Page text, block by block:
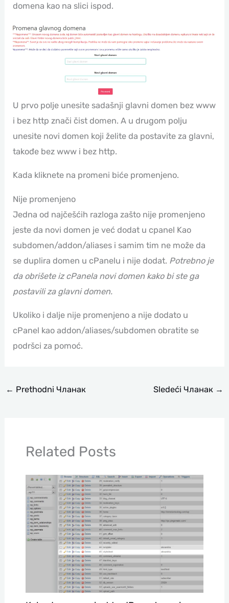
domena kao na slici ispod.
U prvo polje unesite sadašnji glavni domen bez www
i bez http znači čist domen. A u drugom polju
unesite novi domen koji želite da postavite za glavni,
takođe bez www i bez http.
Kada kliknete na promeni biće promenjeno.
Nije promenjeno
Jedna od najčešćih razloga zašto nije promenjeno
jeste da novi domen je već dodat u cpanel Kao
subdomen/addon/aliases i samim tim ne može da
se duplira domen u cPanelu i nije dodat. Potrebno je
da obrišete iz cPanela novi domen kako bi ste ga
postavili za glavni domen.
Ukoliko i dalje nije promenjeno a nije dodato u
cPanel kao addon/aliases/subdomen obratite se
podršci za pomoć.
← Prethodni Чланак Sledeći Чланак →
Related Posts